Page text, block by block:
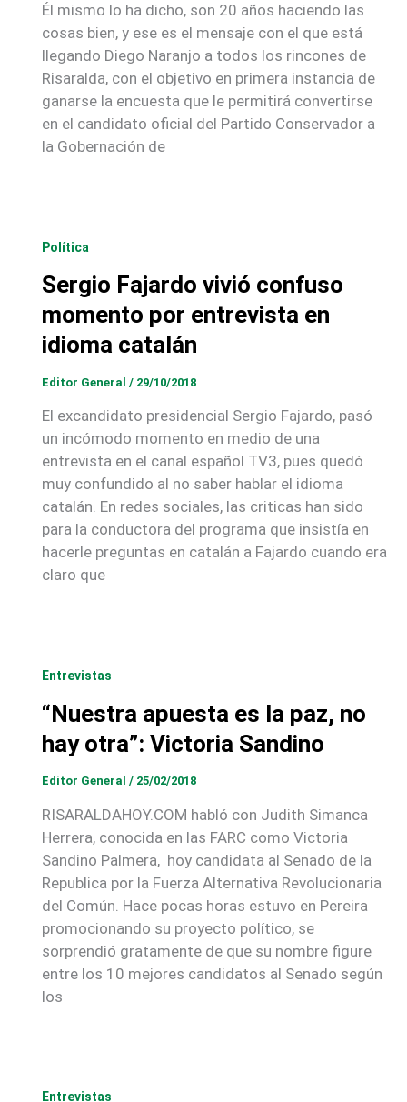
Él mismo lo ha dicho, son 20 años haciendo las
cosas bien, y ese es el mensaje con el que está
llegando Diego Naranjo a todos los rincones de
Risaralda, con el objetivo en primera instancia de
ganarse la encuesta que le permitirá convertirse
en el candidato oficial del Partido Conservador a
la Gobernación de
Política
Sergio Fajardo vivió confuso
momento por entrevista en
idioma catalán
Editor General / 29/10/2018
El excandidato presidencial Sergio Fajardo, pasó
un incómodo momento en medio de una
entrevista en el canal español TV3, pues quedó
muy confundido al no saber hablar el idioma
catalán. En redes sociales, las criticas han sido
para la conductora del programa que insistía en
hacerle preguntas en catalán a Fajardo cuando era
claro que
Entrevistas
“Nuestra apuesta es la paz, no
hay otra”: Victoria Sandino
Editor General / 25/02/2018
RISARALDAHOY.COM habló con Judith Simanca
Herrera, conocida en las FARC como Victoria
Sandino Palmera, hoy candidata al Senado de la
Republica por la Fuerza Alternativa Revolucionaria
del Común. Hace pocas horas estuvo en Pereira
promocionando su proyecto político, se
sorprendió gratamente de que su nombre figure
entre los 10 mejores candidatos al Senado según
los
Entrevistas